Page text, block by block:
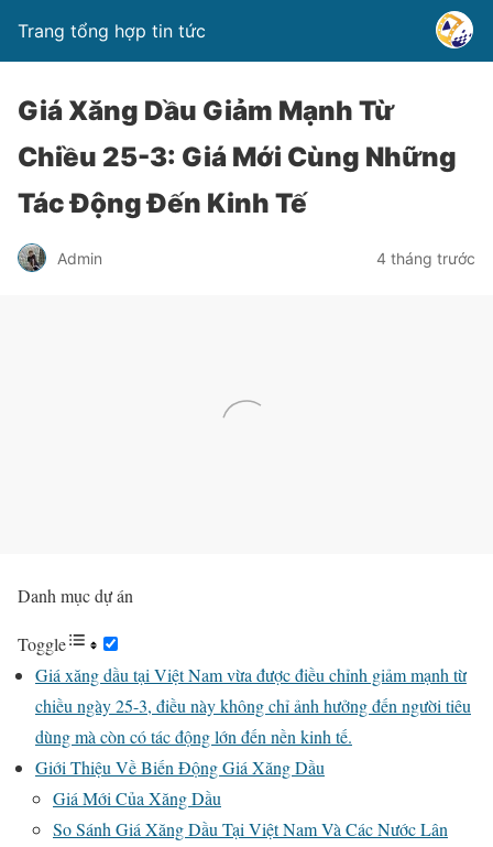
Trang tổng hợp tin tức
Giá Xăng Dầu Giảm Mạnh Từ
Chiều 25-3: Giá Mới Cùng Những
Tác Động Đến Kinh Tế
Admin 4 tháng trước
Danh mục dự án
Toggle
Giá xăng dầu tại Việt Nam vừa được điều chỉnh giảm mạnh từ
chiều ngày 25-3, điều này không chỉ ảnh hưởng đến người tiêu
dùng mà còn có tác động lớn đến nền kinh tế.
Giới Thiệu Về Biến Động Giá Xăng Dầu
Giá Mới Của Xăng Dầu
So Sánh Giá Xăng Dầu Tại Việt Nam Và Các Nước Lân